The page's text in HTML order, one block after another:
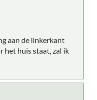
aan de linkerkant
het huis staat, zal ik